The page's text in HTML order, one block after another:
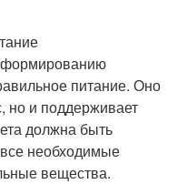
питание. Оно
но и поддерживает
должна быть
необходимые
вещества.